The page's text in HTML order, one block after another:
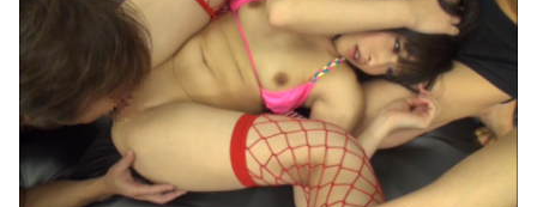
クーラーボックス積んで出発→途中で買い足し…50代公務員の“ドライブ”が地獄すぎた 他
【画像】人気Vチューバーさん、とんでもない姿を披露ｗｗｗｗｗｗｗｗｗｗ 他